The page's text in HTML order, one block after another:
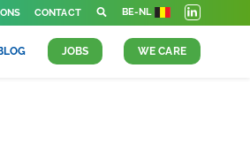
CONTACT BE-NL
JOBS WE CARE